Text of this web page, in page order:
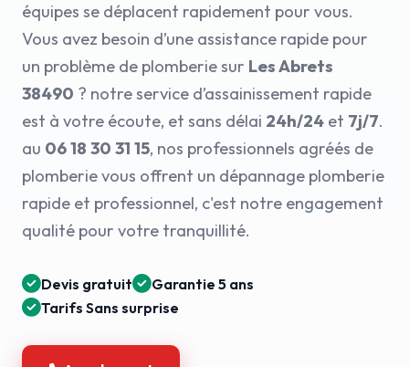
équipes se déplacent rapidement pour vous.
Vous avez besoin d’une assistance rapide pour
un problème de plomberie sur Les Abrets
38490 ? notre service d’assainissement rapide
est à votre écoute, et sans délai 24h/24 et 7j/7.
au 06 18 30 31 15, nos professionnels agréés de
plomberie vous offrent un dépannage plomberie
rapide et professionnel, c'est notre engagement
qualité pour votre tranquillité.
Devis gratuit
Garantie 5 ans
Tarifs Sans surprise